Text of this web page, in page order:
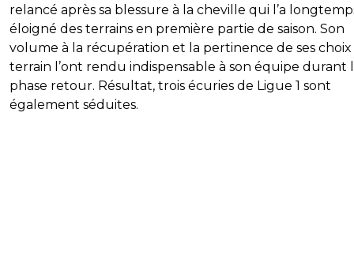
relancé après sa blessure à la cheville qui l’a
éloigné des terrains en première partie de saison. Son
volume à la récupération et la pertinence de ses
terrain l’ont rendu indispensable à son équipe durant
phase retour. Résultat, trois écuries de Ligue 1 sont
également séduites.